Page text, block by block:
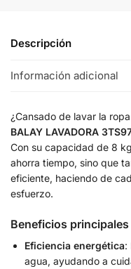
Descripción
Información adicional
¿Cansado de lavar la
BALAY LAVADORA
Con su capacidad de 8
ahorra tiempo, sino que
eficiente, haciendo de
esfuerzo.
Beneficios principales
Eficiencia energética:
agua, ayudando a